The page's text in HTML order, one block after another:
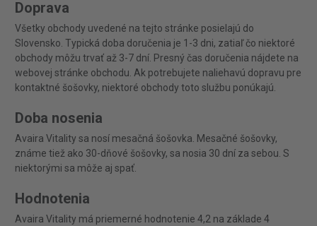
Doprava
Všetky obchody uvedené na tejto stránke posielajú do
Slovensko. Typická doba doručenia je 1-3 dni, zatiaľ čo niektoré
obchody môžu trvať až 3-7 dní. Presný čas doručenia nájdete na
webovej stránke obchodu. Ak potrebujete naliehavú dopravu pre
kontaktné šošovky, niektoré obchody toto službu ponúkajú.
Doba nosenia
Avaira Vitality sa nosí mesačná šošovka. Mesačné šošovky,
známe tiež ako 30-dňové šošovky, sa nosia 30 dní za sebou. S
niektorými sa môže aj spať.
Hodnotenia
Avaira Vitality má priemerné hodnotenie 4,2 na základe 4